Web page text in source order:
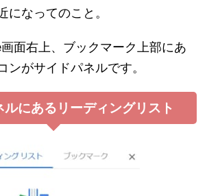
になってのこと。
面右上、ブックマーク上部にあ
ンがサイドパネルです。
ルにあるリーディングリスト